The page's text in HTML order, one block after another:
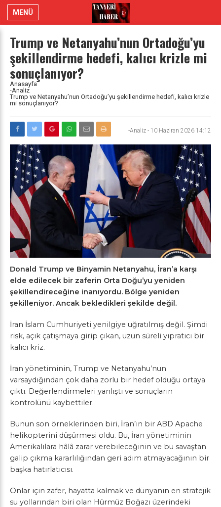
MENÜ
Trump ve Netanyahu’nun Ortadoğu’yu
şekillendirme hedefi, kalıcı krizle mi
sonuçlanıyor?
Anasayfa
-Analiz
Trump ve Netanyahu’nun Ortadoğu’yu şekillendirme hedefi, kalıcı krizle
mi sonuçlanıyor?
-Analiz - 10 Haziran 2026 14:12
Donald Trump ve Binyamin Netanyahu, İran’a karşı
elde edilecek bir zaferin Orta Doğu’yu yeniden
şekillendireceğine inanıyordu. Bölge yeniden
şekilleniyor. Ancak bekledikleri şekilde değil.
İran İslam Cumhuriyeti yenilgiye uğratılmış değil. Şimdi
risk, açık çatışmaya girip çıkan, uzun süreli yıpratıcı bir
kalıcı kriz.
İran yönetiminin, Trump ve Netanyahu’nun
varsaydığından çok daha zorlu bir hedef olduğu ortaya
çıktı. Değerlendirmeleri yanlıştı ve sonuçların
kontrolünü kaybettiler.
Bunun son örneklerinden biri, İran’ın bir ABD Apache
helikopterini düşürmesi oldu. Bu, İran yönetiminin
Amerikalılara hâlâ zarar verebileceğinin ve bu savaştan
galip çıkma kararlılığından geri adım atmayacağının bir
başka hatırlatıcısı.
Onlar için zafer, hayatta kalmak ve dünyanın en stratejik
su yollarından biri olan Hürmüz Boğazı üzerindeki